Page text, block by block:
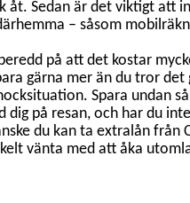
åt. Sedan är det viktigt att
– såsom
på att det kostar
gärna mer än du tror det
Spara undan
dig på resan, och har du
du kan ta extralån från
vänta med att åka